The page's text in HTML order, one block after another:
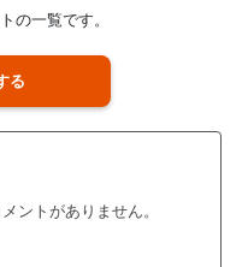
の一覧です。
る
ントがありません。